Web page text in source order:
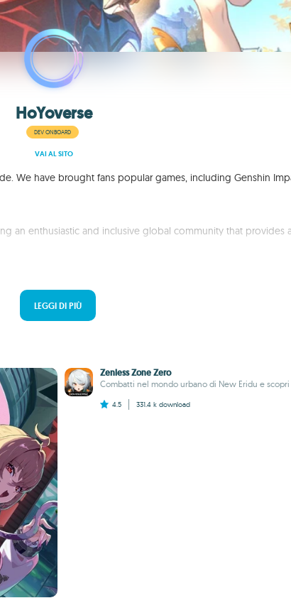
HoYoverse
DEV ONBOARD
VAI AL SITO
have brought fans popular games, including Genshin
an enthusiastic and inclusive global community that
LEGGI DI PIÙ
Zenless Zone Zero
Combatti nel mondo urbano di New Eridu e
4.5 331.4 k download